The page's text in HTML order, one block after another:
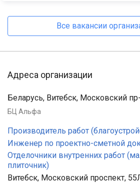
Все вакансии
Адреса организации
Беларусь, Витебск, Московский
БЦ Альфа
Производитель работ
Инженер по проектно-сметной
Отделочники внутренних работ
плиточник)
Витебск, Московский проспект,